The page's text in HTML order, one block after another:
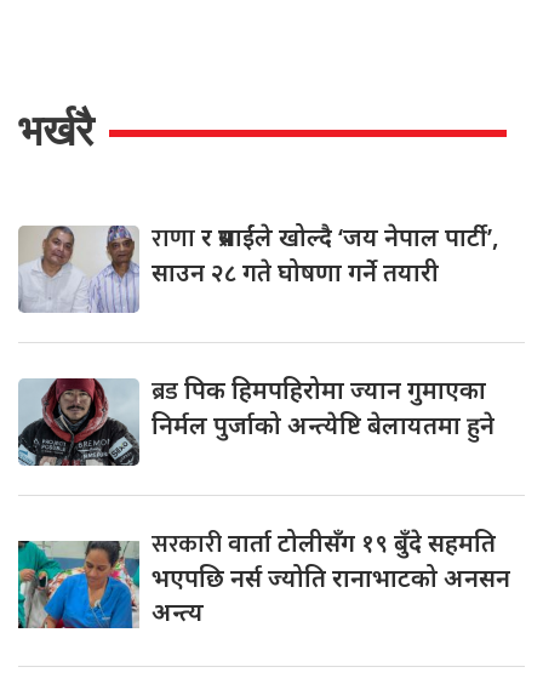
भर्खरै
राणार प्रसाईंले खोल्दै ‘जय नेपाल पार्टी’,
साउन २८ गते घोषणा गर्ने तयारी
ब्रडपिक हिमपहिरोमा ज्यान गुमाएका
निर्मल पुर्जाको अन्त्येष्टि बेलायतमा हुने
सरकारीवार्ता टोलीसँग १९ बुँदे सहमति
भएपछि नर्स ज्योति रानाभाटको अनसन
अन्त्य